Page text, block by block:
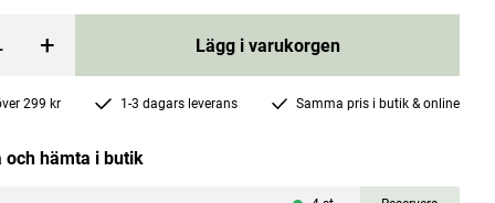
+ Lägg i varukorgen
299 kr 1-3 dagars leverans Samma pris i butik & online
och hämta i butik